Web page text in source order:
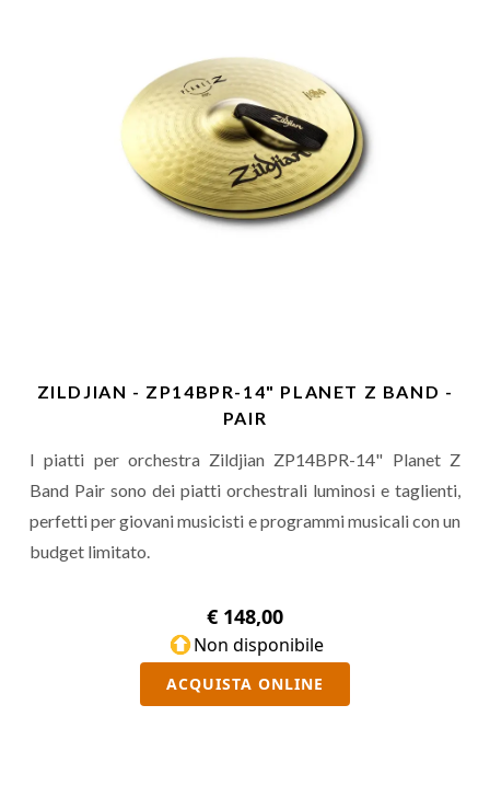
ZILDJIAN - ZP14BPR-14" PLANET Z BAND -
PAIR
I piatti per orchestra Zildjian ZP14BPR-14" Planet Z
Band Pair sono dei piatti orchestrali luminosi e taglienti,
perfetti per giovani musicisti e programmi musicali con un
budget limitato.
€ 148,00
Non disponibile
ACQUISTA ONLINE